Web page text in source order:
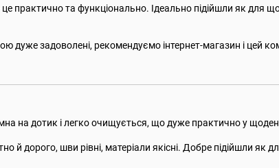
та функціонально. Ідеально підійшли як для
задоволені, рекомендуємо інтернет-магазин і цей
на дотик і легко очищується, що дуже практично у
й дорого, шви рівні, матеріали якісні. Добре підійшли як